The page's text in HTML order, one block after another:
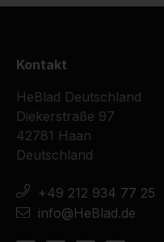
Kontakt
HeBlad Deutschland
Diekerstraße 97
42781 Haan
Deutschland
+49 212 934 77 25
info@HeBlad.de